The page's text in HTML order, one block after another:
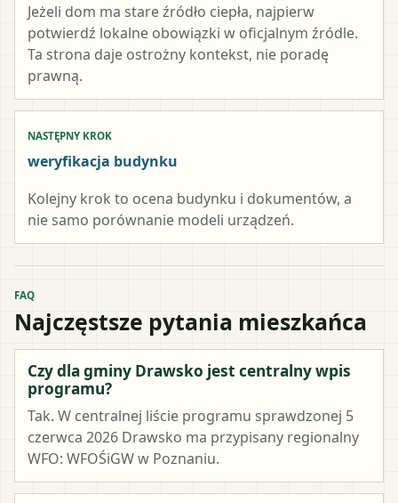
Jeżeli dom ma stare źródło ciepła, najpierw
potwierdź lokalne obowiązki w oficjalnym źródle.
Ta strona daje ostrożny kontekst, nie poradę
prawną.
NASTĘPNY KROK
weryfikacja budynku
Kolejny krok to ocena budynku i dokumentów, a
nie samo porównanie modeli urządzeń.
FAQ
Najczęstsze pytania mieszkańca
Czy dla gminy Drawsko jest centralny wpis
programu?
Tak. W centralnej liście programu sprawdzonej 5
czerwca 2026 Drawsko ma przypisany regionalny
WFO: WFOŚiGW w Poznaniu.